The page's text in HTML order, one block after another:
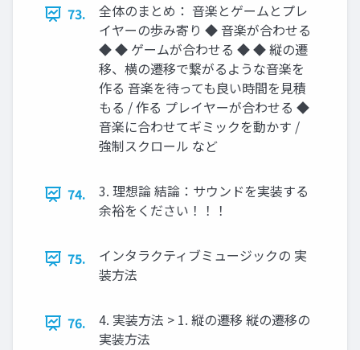
73.
全体のまとめ： 音楽とゲームとプレ
イヤーの歩み寄り ◆ 音楽が合わせる
◆ ◆ ゲームが合わせる ◆ ◆ 縦の遷
移、横の遷移で繋がるような音楽を
作る 音楽を待っても良い時間を見積
もる / 作る プレイヤーが合わせる ◆
音楽に合わせてギミックを動かす /
強制スクロール など
74.
3. 理想論 結論：サウンドを実装する
余裕をください！！！
75.
インタラクティブミュージックの 実
装方法
76.
4. 実装方法 > 1. 縦の遷移 縦の遷移の
実装方法